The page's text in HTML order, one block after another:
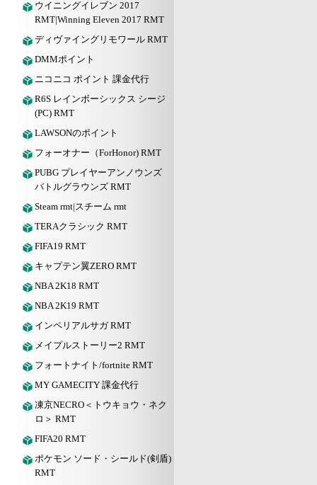
ウイニングイレブン 2017
RMT|Winning Eleven 2017 RMT
ディヴァイングリモワール RMT
DMMポイント
ニコニコ ポイント 課金代行
R6S レインボーシックス シージ
(PC) RMT
LAWSONのポイント
フォーオナー（ForHonor) RMT
PUBG プレイヤーアンノウンズ
バトルグラウンズ RMT
Steam rmt|スチーム rmt
TERAクラシック RMT
FIFA19 RMT
キャプテン翼ZERO RMT
NBA 2K18 RMT
NBA 2K19 RMT
インペリアルサガ RMT
メイプルストーリー2 RMT
フォートナイト/fortnite RMT
MY GAMECITY 課金代行
凍京NECRO＜トウキョウ・ネク
ロ＞ RMT
FIFA20 RMT
ポケモン ソード・シールド(剣盾)
RMT